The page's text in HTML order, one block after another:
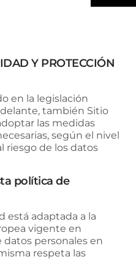
Y PROTECCIÓN
en la legislación
también Sitio
las medidas
según el nivel
riesgo de los datos
política de
está adaptada a la
vigente en
personales en
respeta las